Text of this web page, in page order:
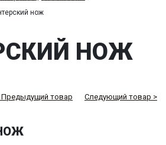
нож
НОЖ
Предыдущий товар Следующий товар >